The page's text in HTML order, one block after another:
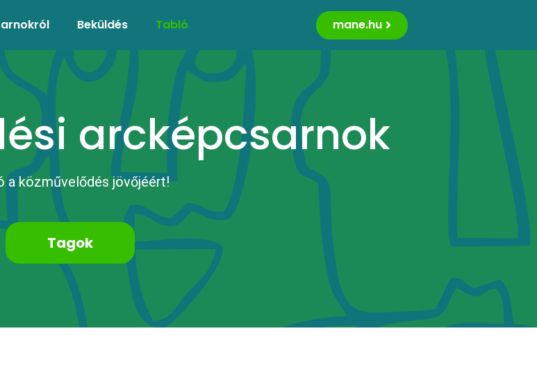
Beküldés Tabló mane.hu
arcképcsarnok
a közművelődés jövőjéért!
Tagok